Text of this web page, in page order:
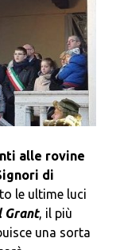
alle rovine
di
le ultime luci
Grant, il più
una sorta